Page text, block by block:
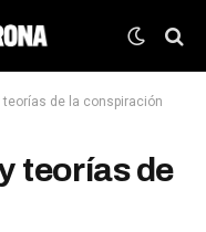
teorías de la conspiración
teorías de